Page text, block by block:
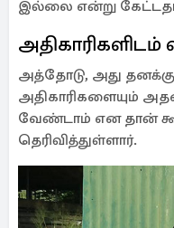
இல்லை என்று
அத்தோடு, அது
அதிகாரிகளையும்
வேண்டாம் என தான்
தெரிவித்துள்ளார்.